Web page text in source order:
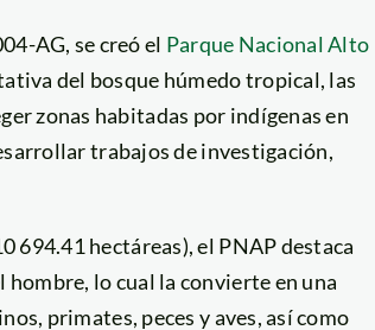
AG, se creó el Parque Nacional Alto
del bosque húmedo tropical, las
zonas habitadas por indígenas en
trabajos de investigación,
694.41 hectáreas), el PNAP destaca
lo cual la convierte en una
primates, peces y aves, así como